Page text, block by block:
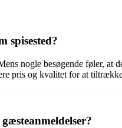
spisested?
nogle besøgende føler,
pris og kvalitet for at